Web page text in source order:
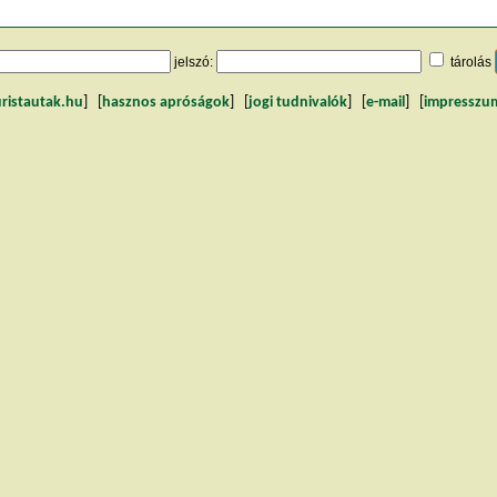
jelszó: tárolás
hasznos apróságok jogi tudnivalók e-mail